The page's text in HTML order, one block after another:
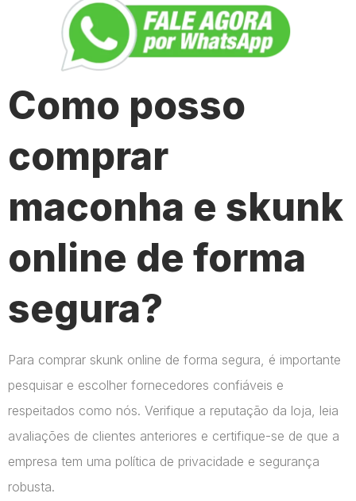
Como posso
comprar
maconha e skunk
online de forma
segura?
Para comprar skunk online de forma segura, é importante
pesquisar e escolher fornecedores confiáveis e
respeitados como nós. Verifique a reputação da loja, leia
avaliações de clientes anteriores e certifique-se de que a
empresa tem uma política de privacidade e segurança
robusta.